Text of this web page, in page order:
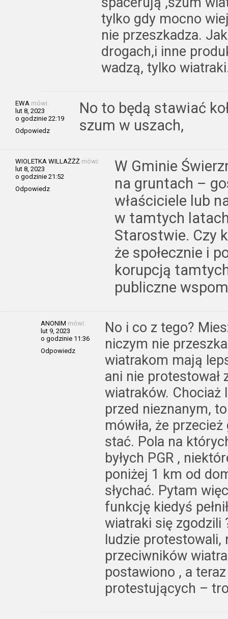
tylko gdy mocno
nie przeszkadza.
drogach,i inne
wadzą, tylko
EWA mówi:
lut 8, 2023
o godzinie 22:19
Odpowiedz
No to będą stawiać
szum w uszach,
WIOLETKA WILLAŻŻŻ mówi:
lut 8, 2023
o godzinie 21:52
Odpowiedz
W Gminie
na gruntach –
właściciele lub
w tamtych
Starostwie. Czy
że społecznie i
korupcją
publiczne
ANONIM mówi:
lut 9, 2023
o godzinie 11:36
Odpowiedz
No i co z tego?
niczym nie
wiatrakom mają
ani nie protestował
wiatraków. Chociaż
przed nieznanym,
mówiła, że
stać. Pola na
byłych PGR ,
poniżej 1 km od
słychać. Pytam
funkcję kiedyś
wiatraki się zgodzili
ludzie protestowali,
przeciwników
postawiono , a
protestujących –